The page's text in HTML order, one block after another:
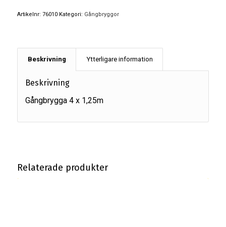
Artikelnr: 76010 Kategori: Gångbryggor
Beskrivning Ytterligare information
Beskrivning
Gångbrygga 4 x 1,25m
Relaterade produkter